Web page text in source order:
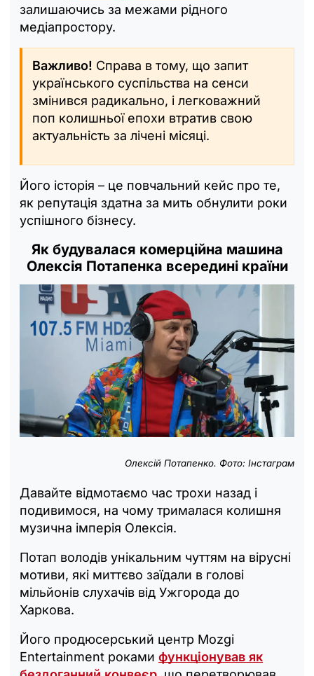
залишаючись за межами рідного
медіапростору.
Важливо! Справа в тому, що запит
українського суспільства на сенси
змінився радикально, і легковажний
поп колишньої епохи втратив свою
актуальність за лічені місяці.
Його історія – це повчальний кейс про те,
як репутація здатна за мить обнулити роки
успішного бізнесу.
Як будувалася комерційна машина
Олексія Потапенка всередині країни
Олексій Потапенко. Фото: Інстаграм
Давайте відмотаємо час трохи назад і
подивимося, на чому трималася колишня
музична імперія Олексія.
Потап володів унікальним чуттям на вірусні
мотиви, які миттєво заїдали в голові
мільйонів слухачів від Ужгорода до
Харкова.
Його продюсерський центр Mozgi
Entertainment роками функціонував як